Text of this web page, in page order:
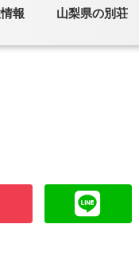
報 山梨県の別荘